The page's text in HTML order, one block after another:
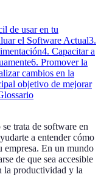
de usar en tu
el Software Actual3.
4. Capacitar a
6. Promover la
cambios en la
objetivo de mejorar
trata de software en
a entender cómo
empresa. En un mundo
de que sea accesible
la productividad y la